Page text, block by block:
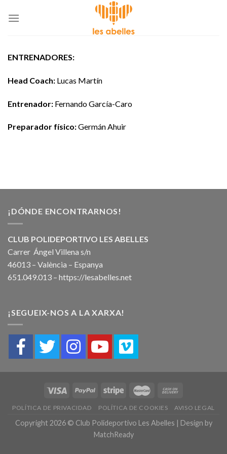
ENTRENADORES:
Head Coach: Lucas Martín
Entrenador: Fernando García-Caro
Preparador físico:Germán Ahuir
¡DÓNDE ENCONTRARNOS!
CLUB POLIDEPORTIVO LES ABELLES
Carrer Ángel Villena s/n
46013 – València – Espanya
651.049.013 – https://lesabelles.net
¡SEGUEIX-NOS A LA XARXA!
POLÍTICA DE PRIVACIDAD POLÍTICA DE COOKIES AVISO LEGAL
Copyright 2026 © Club Polideportivo Les Abelles | Design by
MatchReady